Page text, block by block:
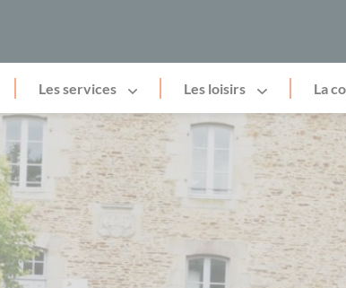
Les services Les loisirs La